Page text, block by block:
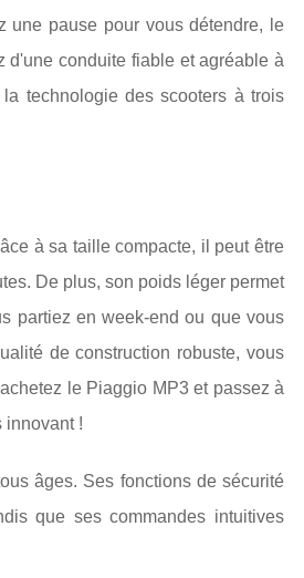
une pause pour vous détendre, le
d'une conduite fiable et agréable à
technologie des scooters à trois
à sa taille compacte, il peut être
De plus, son poids léger permet
partiez en week-end ou que vous
de construction robuste, vous
le Piaggio MP3 et passez à
innovant !
âges. Ses fonctions de sécurité
que ses commandes intuitives